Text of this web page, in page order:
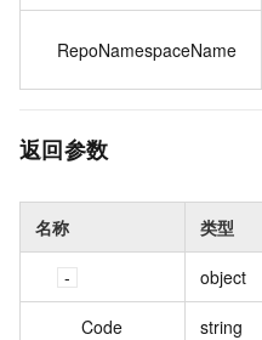
RepoNamespaceName
返回参数
名称 类型
object
Code string